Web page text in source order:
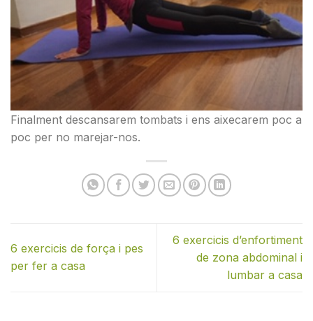
Finalment descansarem tombats i ens aixecarem poc a
poc per no marejar-nos.
6 exercicis de força i pes
per fer a casa
6 exercicis d’enfortiment
de zona abdominal i
lumbar a casa